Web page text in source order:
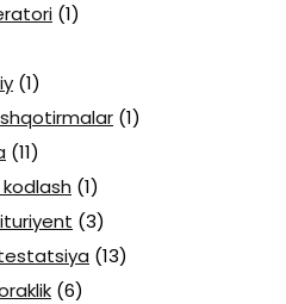
(1)
(1)
(1)
(11)
(1)
(3)
(13)
(6)